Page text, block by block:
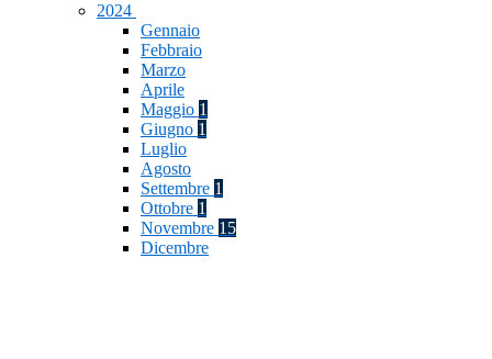
2024
Gennaio
Febbraio
Marzo
Aprile
Maggio 1
Giugno 1
Luglio
Agosto
Settembre 1
Ottobre 1
Novembre 15
Dicembre